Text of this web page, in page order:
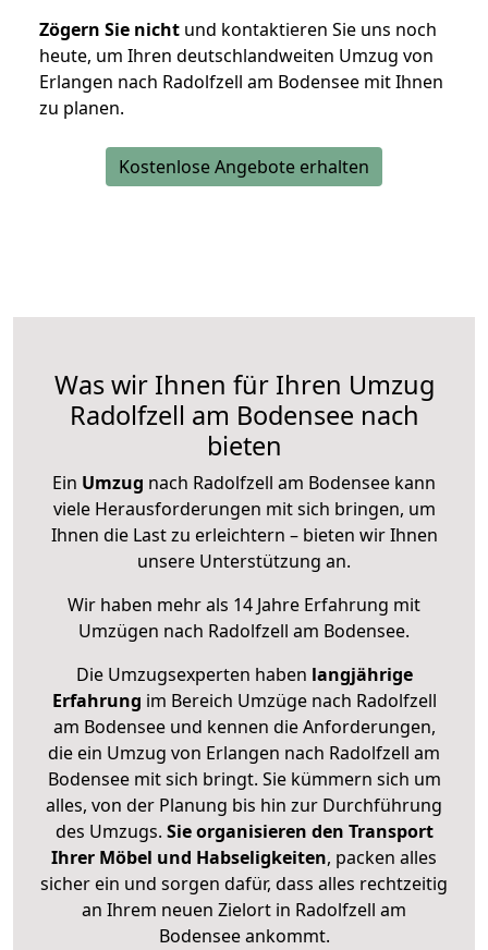
Zögern Sie nicht und kontaktieren Sie uns noch
heute, um Ihren deutschlandweiten Umzug von
Erlangen nach Radolfzell am Bodensee mit Ihnen
zu planen.
Kostenlose Angebote erhalten
Was wir Ihnen für Ihren Umzug
Radolfzell am Bodensee nach
bieten
Ein Umzug nach Radolfzell am Bodensee kann
viele Herausforderungen mit sich bringen, um
Ihnen die Last zu erleichtern – bieten wir Ihnen
unsere Unterstützung an.
Wir haben mehr als 14 Jahre Erfahrung mit
Umzügen nach Radolfzell am Bodensee.
Die Umzugsexperten haben langjährige
Erfahrung im Bereich Umzüge nach Radolfzell
am Bodensee und kennen die Anforderungen,
die ein Umzug von Erlangen nach Radolfzell am
Bodensee mit sich bringt. Sie kümmern sich um
alles, von der Planung bis hin zur Durchführung
des Umzugs. Sie organisieren den Transport
Ihrer Möbel und Habseligkeiten, packen alles
sicher ein und sorgen dafür, dass alles rechtzeitig
an Ihrem neuen Zielort in Radolfzell am
Bodensee ankommt.